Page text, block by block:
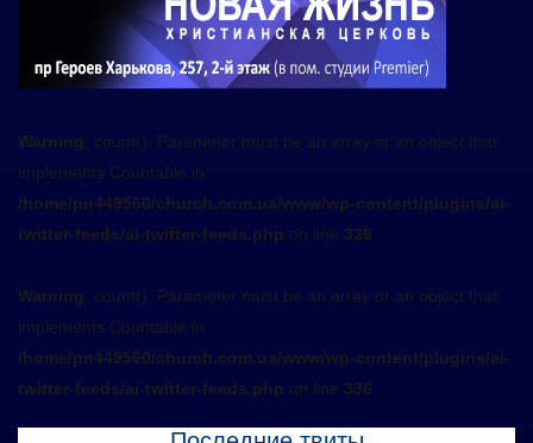
Warning
: count(): Parameter must be an array or an object that
implements Countable in
/home/pn449560/church.com.ua/www/wp-content/plugins/ai-
twitter-feeds/ai-twitter-feeds.php on line 336
Warning
: count(): Parameter must be an array or an object that
implements Countable in
/home/pn449560/church.com.ua/www/wp-content/plugins/ai-
twitter-feeds/ai-twitter-feeds.php on line 336